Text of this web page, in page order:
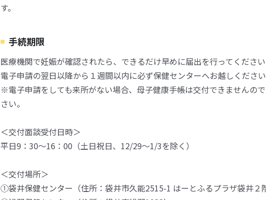
す。
手続期限
医療機関で妊娠が確認されたら、できるだけ早めに届出を行ってくださ
電子申請の翌日以降から１週間以内に必ず保健センターへお越しくださ
※電子申請をしても来所がない場合、母子健康手帳は交付できませんの
さい。
＜交付面談受付日時＞
平日9：30～16：00（土日祝日、12/29～1/3を除く）
＜交付場所＞
①袋井保健センター（住所：袋井市久能2515-1 はーとふるプラザ袋井２